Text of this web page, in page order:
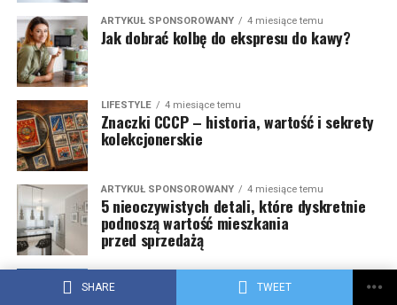
SHARE TWEET
ARTYKUŁ SPONSOROWANY 4 miesiące temu
Jak dobrać kolbę do ekspresu do kawy?
LIFESTYLE 4 miesiące temu
Znaczki CCCP – historia, wartość i sekrety
kolekcjonerskie
ARTYKUŁ SPONSOROWANY 4 miesiące temu
5 nieoczywistych detali, które dyskretnie
podnoszą wartość mieszkania
przed sprzedażą
Jak wybrać dewelopera w Kielcach,